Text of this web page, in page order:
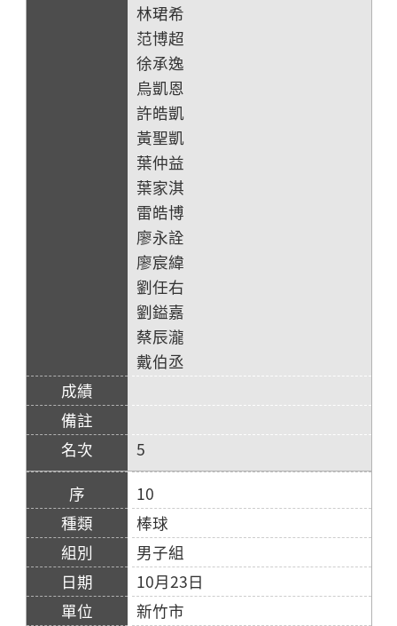
林珺希
范博超
徐承逸
烏凱恩
許皓凱
黃聖凱
葉仲益
葉家淇
雷皓博
廖永詮
廖宸緯
劉任右
劉鎰嘉
蔡辰瀧
戴伯丞
5
10
棒球
男子組
10月23日
新竹市